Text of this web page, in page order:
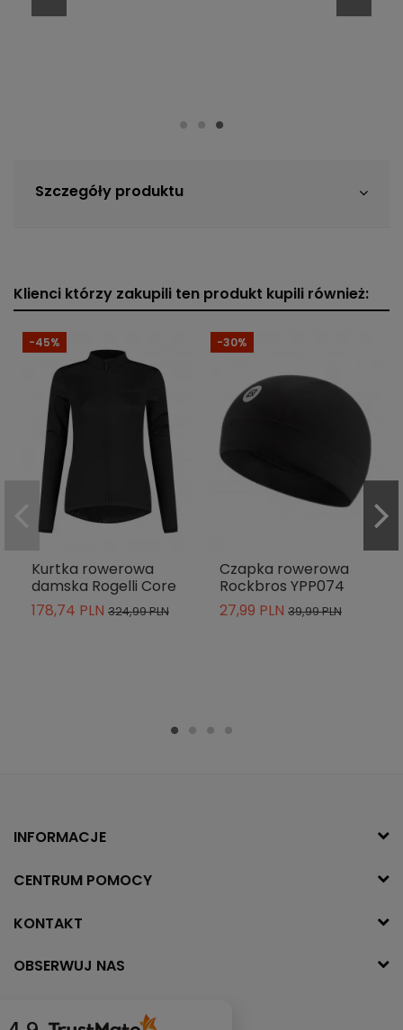
Szczegóły produktu
Klienci którzy zakupili ten produkt kupili również:
-45%
Kurtka rowerowa
damska Rogelli Core
178,74 PLN 324,99 PLN
-30%
Czapka rowerowa
Rockbros YPP074
27,99 PLN 39,99 PLN
INFORMACJE
CENTRUM POMOCY
KONTAKT
OBSERWUJ NAS